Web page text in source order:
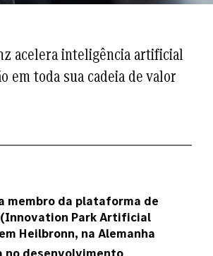
acelera inteligência artificial
em toda sua cadeia de valor
membro da plataforma de
Park Artificial
Heilbronn, na Alemanha